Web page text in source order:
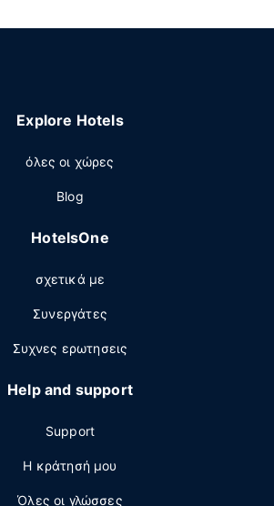
Explore Hotels
όλες οι χώρες
Blog
HotelsOne
σχετικά με
Συνεργάτες
Συχνες ερωτησεις
Help and support
Support
Η κράτησή μου
Όλες οι γλώσσες